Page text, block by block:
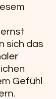
sich das
Gefühl